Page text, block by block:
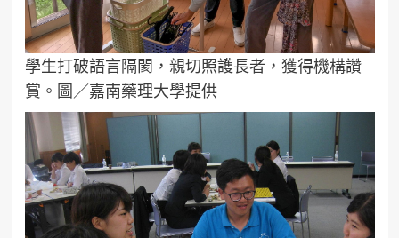
學生打破語言隔閡，親切照護長者，獲得機構讚
賞。圖／嘉南藥理大學提供